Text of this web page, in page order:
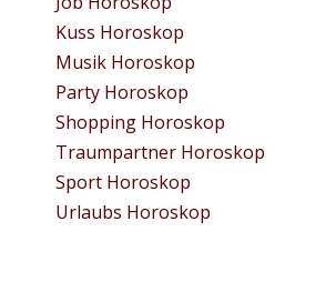
Kuss Horoskop
Musik Horoskop
Party Horoskop
Shopping Horoskop
Traumpartner Horoskop
Sport Horoskop
Urlaubs Horoskop